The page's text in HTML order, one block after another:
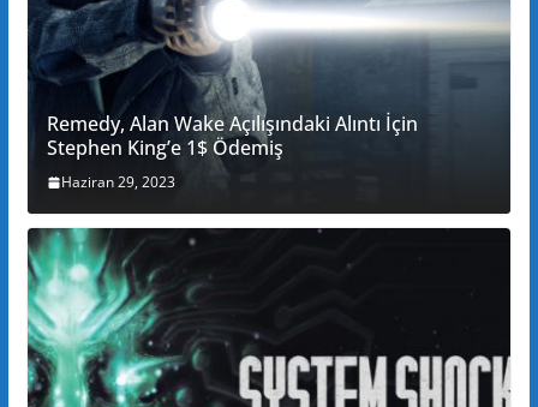
Remedy, Alan Wake Açılışındaki Alıntı İçin
Stephen King’e 1$ Ödemiş
Haziran 29, 2023